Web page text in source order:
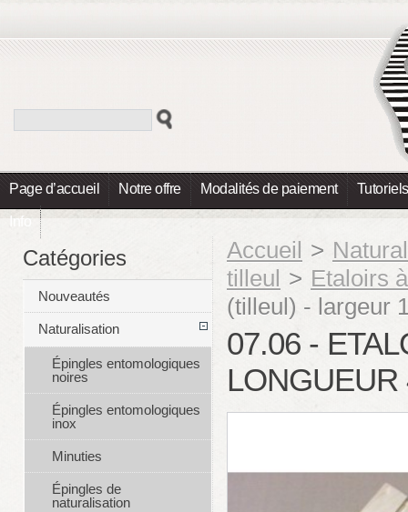
Page d’accueil Notre offre Modalités de paiement Tutoriels
Info
Accueil >
tilleul > Etaloirs
(tilleul) - largeur
07.06 -
Catégories
Nouveautés
Naturalisation
Épingles entomologiques
noires
Épingles entomologiques
inox
Minuties
Épingles de
naturalisation